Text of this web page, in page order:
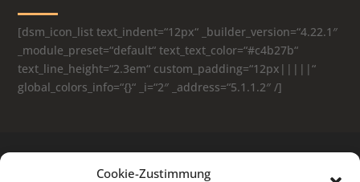
Cookie-Zustimmung
[dsm_icon_list text_indent=“12px“ _builder_version=“4.22.1″
_module_preset=“default“ text_text_color=“#c4b27b“
text_line_height=“2.3em“ custom_padding=“12px|||||“
global_colors_info=“{}“ _i=“2″ _address=“5.1.1.2″ /]